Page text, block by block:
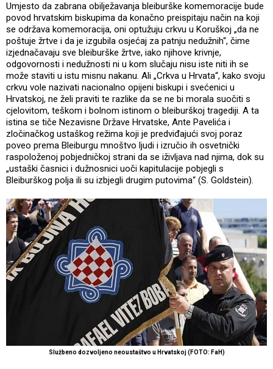
Umjesto da zabrana obilježavanja bleiburške komemoracije bude
povod hrvatskim biskupima da konačno preispitaju način na koji
se održava komemoracija, oni optužuju crkvu u Koruškoj „da ne
poštuje žrtve i da je izgubila osjećaj za patnju nedužnih“, čime
izjednačavaju sve bleiburške žrtve, iako njihove krivnje,
odgovornosti i nedužnosti ni u kom slučaju nisu iste niti ih se
može staviti u istu misnu nakanu. Ali „Crkva u Hrvata“, kako svoju
crkvu vole nazivati nacionalno opijeni biskupi i svećenici u
Hrvatskoj, ne želi praviti te razlike da se ne bi morala suočiti s
cjelovitom, teškom i bolnom istinom o bleiburškoj tragediji. A ta
istina se tiče Nezavisne Države Hrvatske, Ante Pavelića i
zločinačkog ustaškog režima koji je predviđajući svoj poraz
poveo prema Bleiburgu mnoštvo ljudi i izručio ih osvetnički
raspoloženoj pobjedničkoj strani da se iživljava nad njima, dok su
„ustaški časnici i dužnosnici uoči kapitulacije pobjegli s
Bleiburškog polja ili su izbjegli drugim putovima“ (S. Goldstein).
Službeno dozvoljeno neoustaštvo u Hrvatskoj (FOTO: FaH)